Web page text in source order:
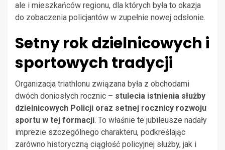
ale i mieszkańców regionu, dla których była to okazja
do zobaczenia policjantów w zupełnie nowej odsłonie.
Setny rok dzielnicowych i
sportowych tradycji
Organizacja triathlonu związana była z obchodami
dwóch doniosłych rocznic – stulecia istnienia służby
dzielnicowych Policji oraz setnej rocznicy rozwoju
sportu w tej formacji. To właśnie te jubileusze nadały
imprezie szczególnego charakteru, podkreślając
zarówno historyczną ciągłość policyjnej służby, jak i